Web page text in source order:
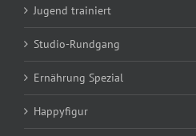
Jugend trainiert
Studio-Rundgang
Ernährung Spezial
Happyfigur